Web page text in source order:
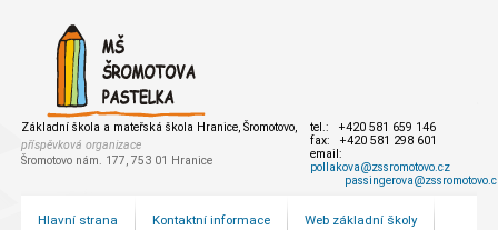
Základní škola a mateřská škola Hranice, Šromotovo,
příspěvková organizace
Šromotovo nám. 177, 753 01 Hranice
tel.: +420 581 659 146
fax: +420 581 298 601
email:
pollakova@zssromotovo.cz
Hlavní strana Kontaktní informace Web základní školy